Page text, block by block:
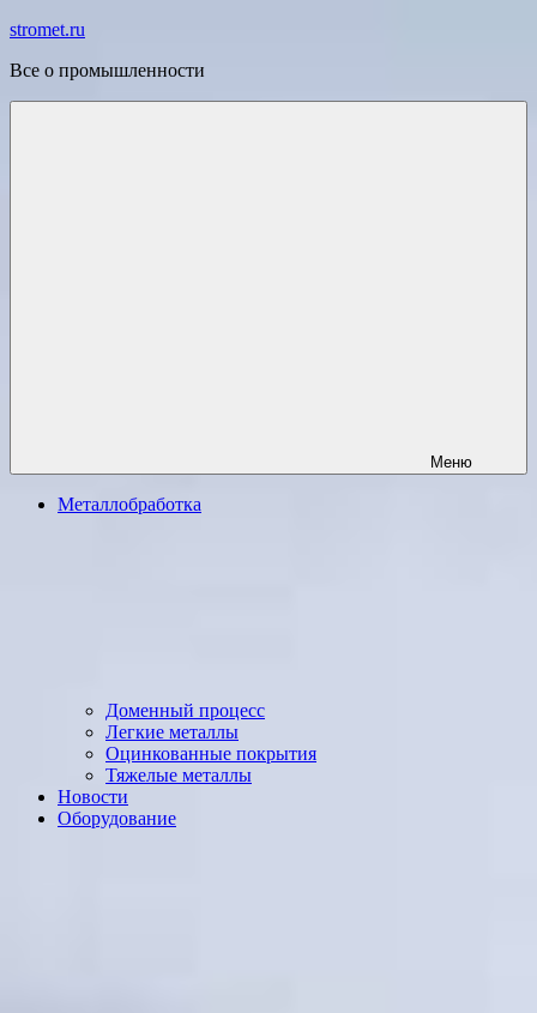
Перейти
содержимому
stromet.ru
Все о промышленности
Меню
Металлобработка
Доменный процесс
Легкие металлы
Оцинкованные покрытия
Тяжелые металлы
Новости
Оборудование